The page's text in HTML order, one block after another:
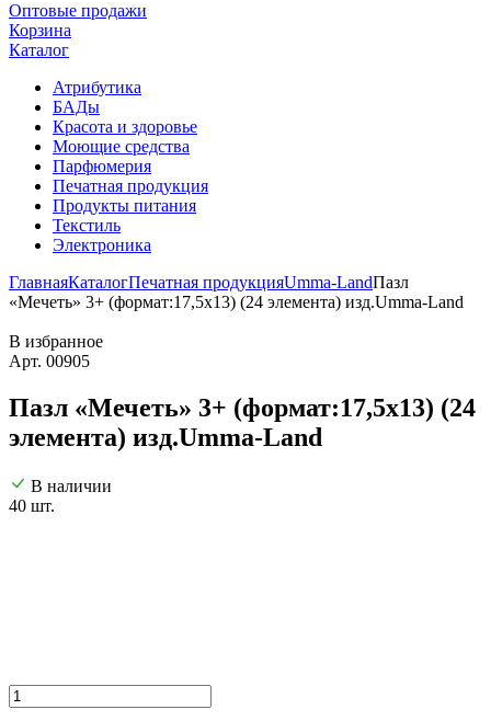
Оптовые продажи
Корзина
Каталог
Атрибутика
БАДы
Красота и здоровье
Моющие средства
Парфюмерия
Печатная продукция
Продукты питания
Текстиль
Электроника
ГлавнаяКаталогПечатная продукцияUmma-LandПазл
«Мечеть» 3+ (формат:17,5х13) (24 элемента) изд.Umma-Land
В избранное
Арт. 00905
Пазл «Мечеть» 3+ (формат:17,5х13) (24
элемента) изд.Umma-Land
В наличии
40 шт.